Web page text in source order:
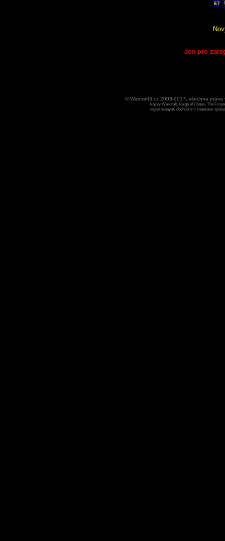
67
Jen pro
© Warcraft3.cz 2003-2017, všechna
Názvy Warcraft, Reign of Chaos, The
registrovanými obchodními znaekami